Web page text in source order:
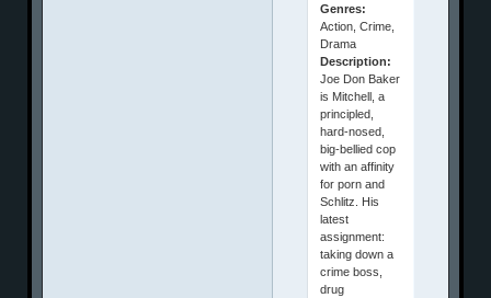
Genres:
Action, Crime,
Drama
Description:
Joe Don Baker
is Mitchell, a
principled,
hard-nosed,
big-bellied cop
with an affinity
for porn and
Schlitz. His
latest
assignment:
taking down a
crime boss,
drug